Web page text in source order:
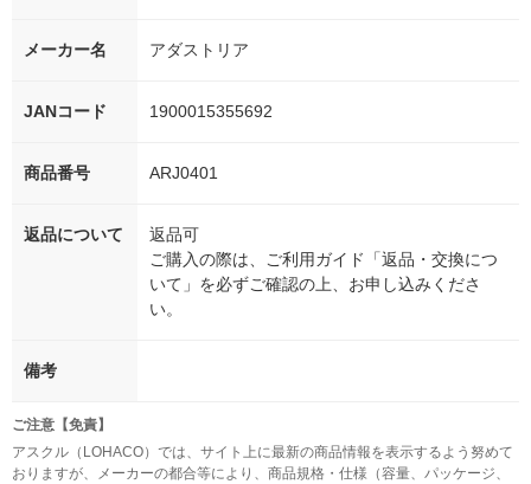
メーカー名 アダストリア
JANコード 1900015355692
商品番号 ARJ0401
返品について
返品可
ご購入の際は、ご利用ガイド「返品・交換につ
いて」を必ずご確認の上、お申し込みくださ
い。
備考
ご注意【免責】
アスクル（LOHACO）では、サイト上に最新の商品情報を表示するよう努めて
おりますが、メーカーの都合等により、商品規格・仕様（容量、パッケージ、